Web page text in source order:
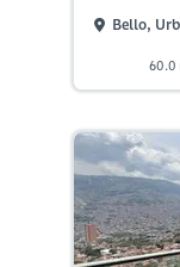
Bello,
60.0